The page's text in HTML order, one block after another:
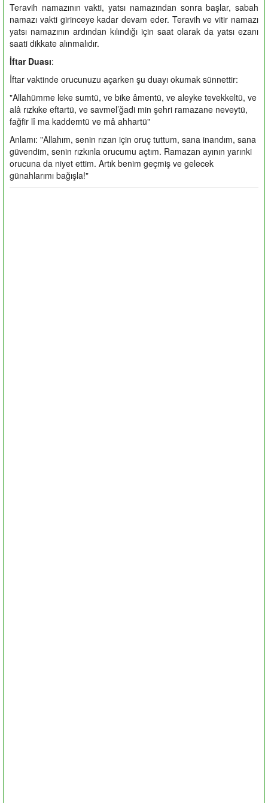
Teravih namazının vakti, yatsı namazından sonra başlar, sabah
namazı vakti girinceye kadar devam eder. Teravih ve vitir namazı
yatsı namazının ardından kılındığı için saat olarak da yatsı ezanı
saati dikkate alınmalıdır.
İftar Duası:
İftar vaktinde orucunuzu açarken şu duayı okumak sünnettir:
"Allahümme leke sumtü, ve bike âmentü, ve aleyke tevekkeltü, ve
alâ rızkıke eftartü, ve savmel’ğadi min şehri ramazane neveytü,
fağfir lî ma kaddemtü ve mâ ahhartü"
Anlamı: "Allahım, senin rızan için oruç tuttum, sana inandım, sana
güvendim, senin rızkınla orucumu açtım. Ramazan ayının yarınki
orucuna da niyet ettim. Artık benim geçmiş ve gelecek
günahlarımı bağışla!"